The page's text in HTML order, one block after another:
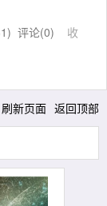
) 评论(0) 收
刷新页面 返回顶部